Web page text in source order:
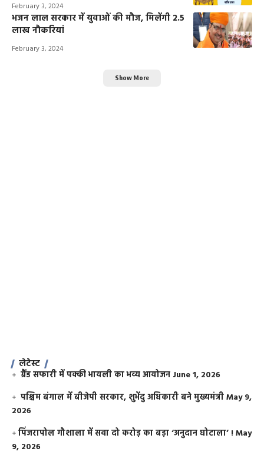
February 3, 2024
भजन लाल सरकार में युवाओं की मौज, मिलेंगी 2.5
लाख नौकरियां
February 3, 2024
Show More
लेटेस्ट
ग्रैंड सफारी में पक्की भायली का भव्य आयोजन June 1, 2026
पश्चिम बंगाल में बीजेपी सरकार, शुभेंदु अधिकारी बने मुख्यमंत्रीMay 9,
2026
​पिंजरापोल गौशाला में सवा दो करोड़ का बड़ा ‘अनुदान घोटाला’ !May
9, 2026